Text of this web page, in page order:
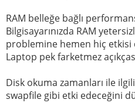
RAM belleğe bağlı
Bilgisayarınızda RAM
problemine hemen hiç etkisi
Laptop pek farketmez
Disk okuma zamanları ile
swapfile gibi etki edeceğini